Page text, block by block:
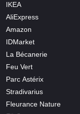
IKEA
AliExpress
Amazon
IDMarket
La Bécanerie
Feu Vert
Parc Astérix
Stradivarius
Fleurance Nature